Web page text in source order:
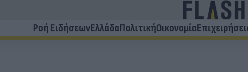
Ροή ΕιδήσεωνΕλλάδαΠολιτικήΟικονομία